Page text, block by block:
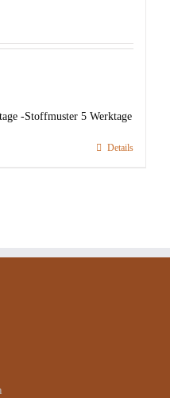
-Stoffmuster 5 Werktage
Details